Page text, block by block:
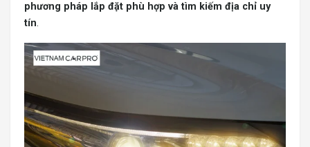
phương pháp lắp đặt phù hợp và tìm kiếm địa chỉ uy
tín.